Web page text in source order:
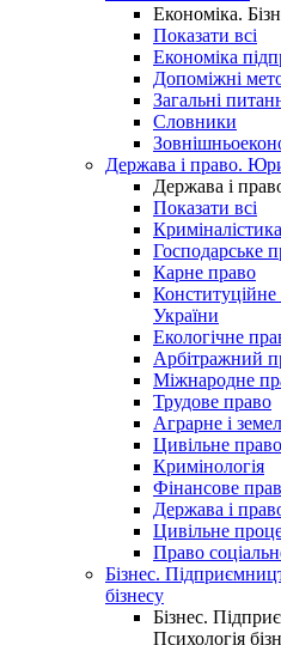
Економіка.
Показати всі
Економіка
Допоміжні
Загальні
Словники
Держава і право.
Держава і
Показати всі
Криміналістика
Господарське
Карне право
Конституційне
України
Екологічне
Арбітражний
Міжнародне
Трудове право
Аграрне і
Цивільне право
Кримінологія
Фінансове
Держава і
Цивільне
Право
Бізнес.
бізнесу
Бізнес.
Психологія